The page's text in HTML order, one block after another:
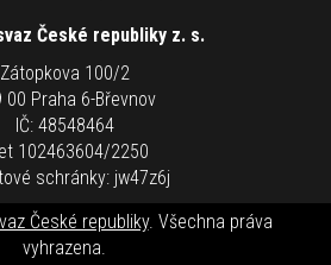
České republiky z. s.
Zátopkova 100/2
00 Praha 6-Břevnov
IČ: 48548464
102463604/2250
schránky: jw47z6j
České republiky. Všechna práva
vyhrazena.